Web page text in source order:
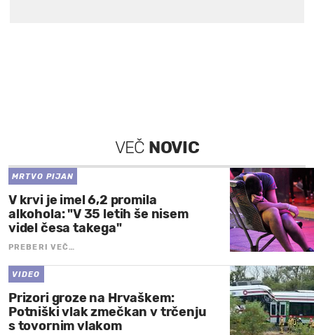
VEČ NOVIC
MRTVO PIJAN
V krvi je imel 6,2 promila
alkohola: "V 35 letih še nisem
videl česa takega"
PREBERI VEČ…
VIDEO
Prizori groze na Hrvaškem:
Potniški vlak zmečkan v trčenju
s tovornim vlakom